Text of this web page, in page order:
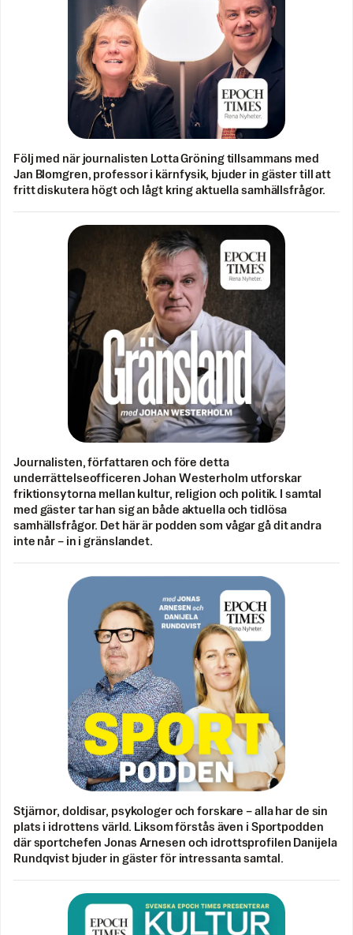
Följ med när journalisten Lotta Gröning tillsammans med
Jan Blomgren, professor i kärnfysik, bjuder in gäster till att
fritt diskutera högt och lågt kring aktuella samhällsfrågor.
Journalisten, författaren och före detta
underrättelseofficeren Johan Westerholm utforskar
friktionsytorna mellan kultur, religion och politik. I samtal
med gäster tar han sig an både aktuella och tidlösa
samhällsfrågor. Det här är podden som vågar gå dit andra
inte når – in i gränslandet.
Stjärnor, doldisar, psykologer och forskare – alla har de sin
plats i idrottens värld. Liksom förstås även i Sportpodden
där sportchefen Jonas Arnesen och idrottsprofilen Danijela
Rundqvist bjuder in gäster för intressanta samtal.